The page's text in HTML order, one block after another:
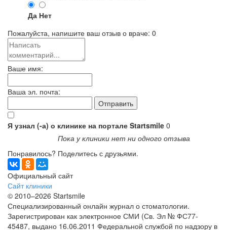
Да Нет
Пожалуйста, напишите ваш отзыв о враче: 0
Ваше имя:
Ваша эл. почта:
Я узнал (-а) о клинике на портале Startsmile 0
Пока у клиники нет ни одного отзыва
Понравилось? Поделитесь с друзьями.
Официальный сайт
Сайт клиники
© 2010–2026 Startsmile
Специализированный онлайн журнал о стоматологии.
Зарегистрирован как электронное СМИ (Св. Эл № ФС77-
45487, выдано 16.06.2011 Федеральной службой по надзору в